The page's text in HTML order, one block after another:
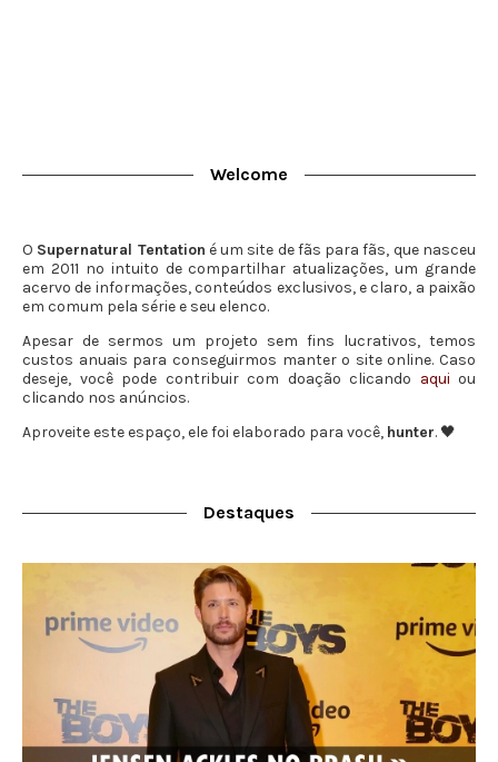
Welcome
O Supernatural Tentation é um site de fãs para fãs, que nasceu
em 2011 no intuito de compartilhar atualizações, um grande
acervo de informações, conteúdos exclusivos, e claro, a paixão
em comum pela série e seu elenco.
Apesar de sermos um projeto sem fins lucrativos, temos
custos anuais para conseguirmos manter o site online. Caso
deseje, você pode contribuir com doação clicando aqui ou
clicando nos anúncios.
Aproveite este espaço, ele foi elaborado para você, hunter. 🖤
Destaques